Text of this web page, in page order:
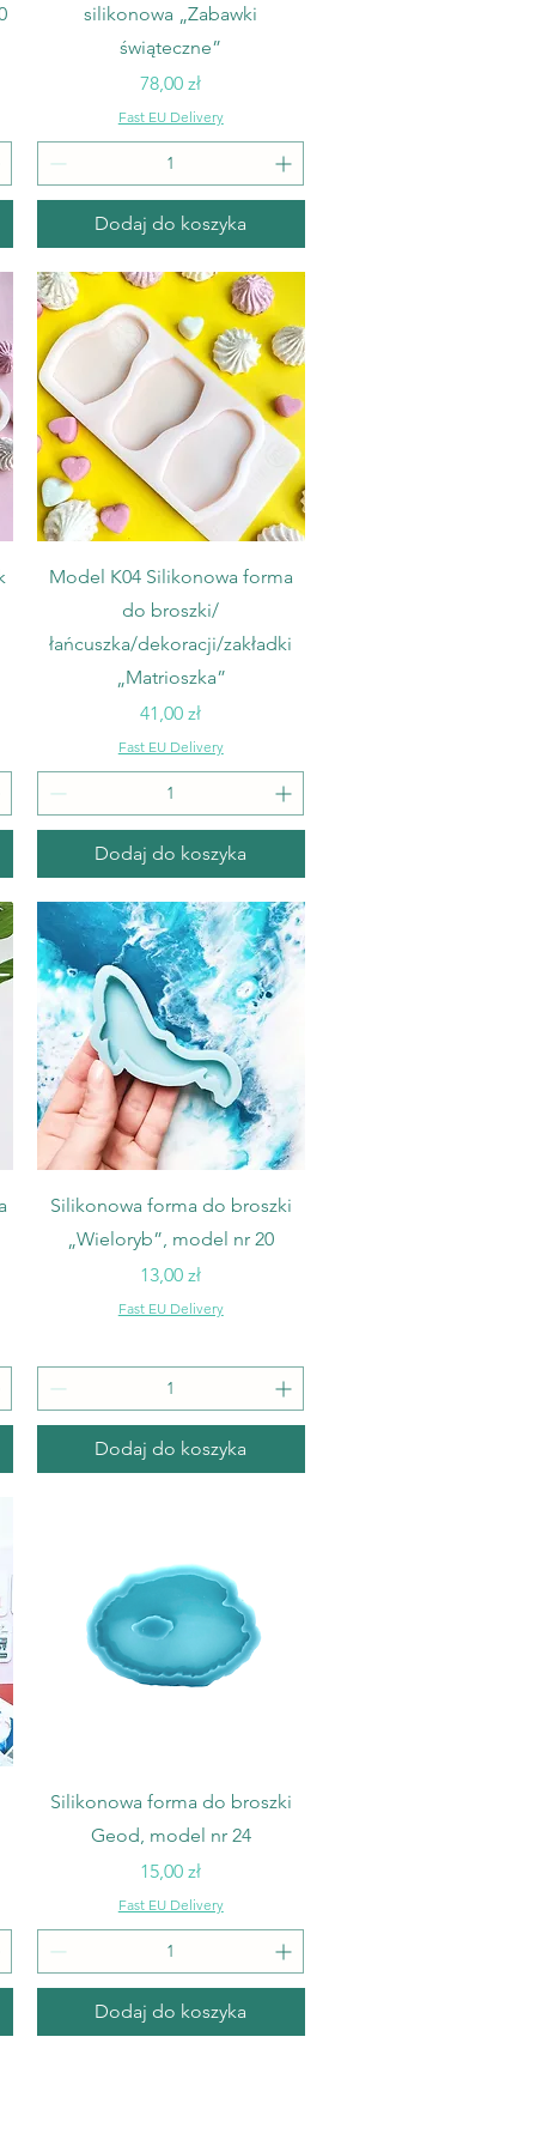
silikonowa „Zabawki
świąteczne”
Cena
78,00 zł
Fast EU Delivery
Dodaj do koszyka
Podgląd
Model K04 Silikonowa forma
do broszki/
łańcuszka/dekoracji/zakładki
„Matrioszka”
Cena
41,00 zł
Fast EU Delivery
Dodaj do koszyka
Podgląd
Silikonowa forma do broszki
„Wieloryb”, model nr 20
Cena
13,00 zł
Fast EU Delivery
Dodaj do koszyka
Podgląd
Silikonowa forma do broszki
Geod, model nr 24
Cena
15,00 zł
Fast EU Delivery
Dodaj do koszyka